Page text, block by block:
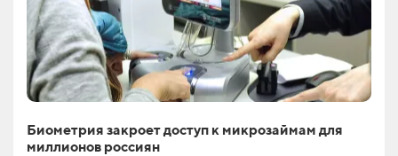
Биометрия закроет доступ к микрозаймам для
миллионов россиян